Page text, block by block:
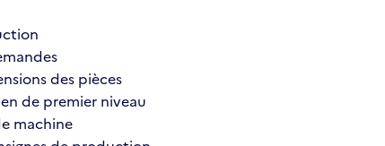
des pièces
de premier niveau
machine